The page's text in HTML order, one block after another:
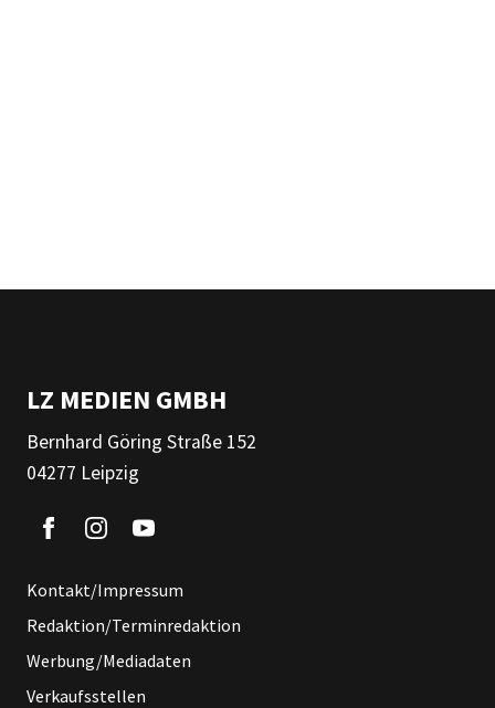
LZ MEDIEN GMBH
Bernhard Göring Straße 152
04277 Leipzig
Kontakt/Impressum
Redaktion/Terminredaktion
Werbung/Mediadaten
Verkaufsstellen